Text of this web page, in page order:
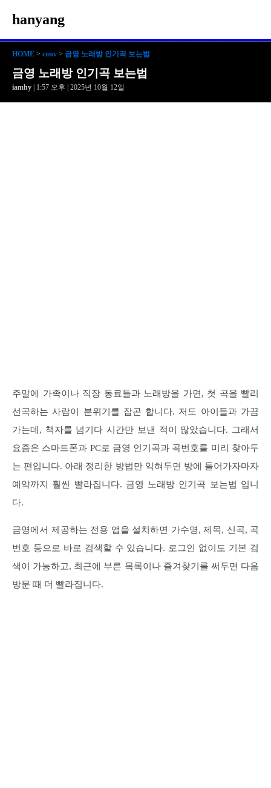
hanyang
HOME > conv > 금영 노래방 인기곡 보는법
금영 노래방 인기곡 보는법
iamhy | 1:57 오후 | 2025년 10월 12일
주말에 가족이나 직장 동료들과 노래방을 가면, 첫 곡을 빨리
선곡하는 사람이 분위기를 잡곤 합니다. 저도 아이들과 가끔
가는데, 책자를 넘기다 시간만 보낸 적이 많았습니다. 그래서
요즘은 스마트폰과 PC로 금영 인기곡과 곡번호를 미리 찾아두
는 편입니다. 아래 정리한 방법만 익혀두면 방에 들어가자마자
예약까지 훨씬 빨라집니다. 금영 노래방 인기곡 보는법 입니
다.
금영에서 제공하는 전용 앱을 설치하면 가수명, 제목, 신곡, 곡
번호 등으로 바로 검색할 수 있습니다. 로그인 없이도 기본 검
색이 가능하고, 최근에 부른 목록이나 즐겨찾기를 써두면 다음
방문 때 더 빨라집니다.